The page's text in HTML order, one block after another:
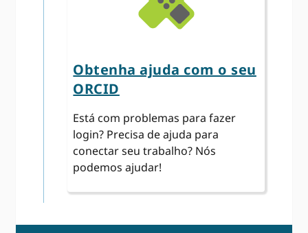
Obtenha ajuda com o seu
ORCID
Está com problemas para fazer
login? Precisa de ajuda para
conectar seu trabalho? Nós
podemos ajudar!